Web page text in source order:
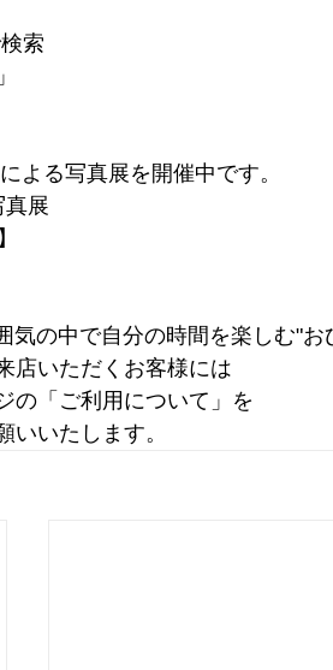
索
よる写真展を開催中です。
真展
気の中で自分の時間を楽しむ"お
店いただくお客様には
の「ご利用について」を
いいたします。